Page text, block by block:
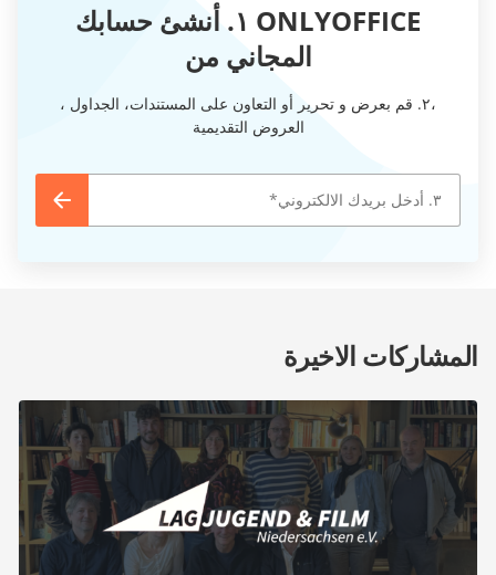
ONLYOFFICE ١. أنشئ حسابك
المجاني من
،٢. قم بعرض و تحرير أو التعاون على المستندات، الجداول ،
العروض التقديمية
المشاركات الاخيرة